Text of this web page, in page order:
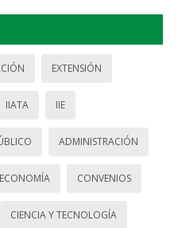
EXTENSIÓN
IIATA IIE
ADMINISTRACIÓN
ECONOMÍA CONVENIOS
CIENCIA Y TECNOLOGÍA